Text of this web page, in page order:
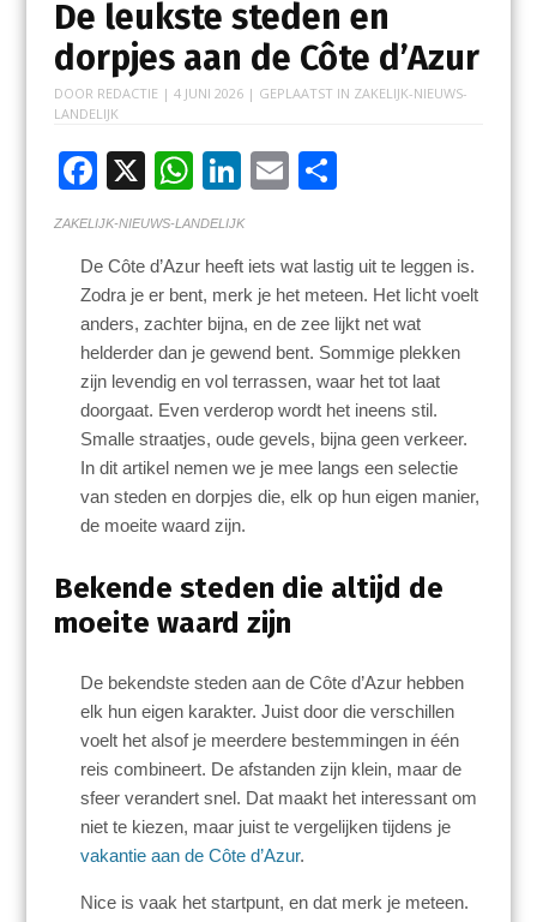
De leukste steden en
dorpjes aan de Côte d’Azur
DOOR REDACTIE | 4 JUNI 2026| GEPLAATST IN ZAKELIJK-NIEUWS-
LANDELIJK
F
ac
e
b
o
o
k
X W
h
at
s
A
p
p
Li
n
k
e
dI
n
E
ai
l
D
e
n
ZAKELIJK-NIEUWS-LANDELIJK
De Côte d’Azur heeft iets wat lastig uit te leggen is.
Zodra je er bent, merk je het meteen. Het licht voelt
anders, zachter bijna, en de zee lijkt net wat
helderder dan je gewend bent. Sommige plekken
zijn levendig en vol terrassen, waar het tot laat
doorgaat. Even verderop wordt het ineens stil.
Smalle straatjes, oude gevels, bijna geen verkeer.
In dit artikel nemen we je mee langs een selectie
van steden en dorpjes die, elk op hun eigen manier,
de moeite waard zijn.
Bekende steden die altijd de
moeite waard zijn
De bekendste steden aan de Côte d’Azur hebben
elk hun eigen karakter. Juist door die verschillen
voelt het alsof je meerdere bestemmingen in één
reis combineert. De afstanden zijn klein, maar de
sfeer verandert snel. Dat maakt het interessant om
niet te kiezen, maar juist te vergelijken tijdens je
vakantie aan de Côte d’Azur.
Nice is vaak het startpunt, en dat merk je meteen.